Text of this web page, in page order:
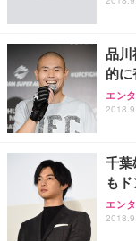
品
的に
エン
千
も
エン